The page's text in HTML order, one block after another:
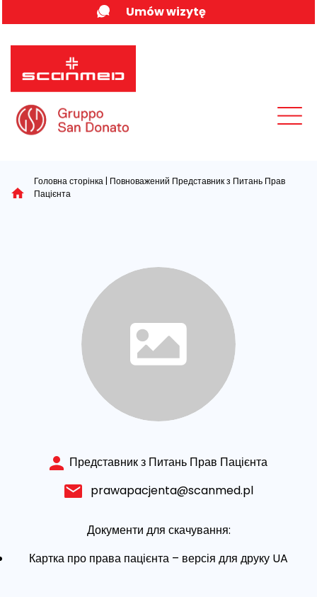
to
content
Umów wizytę
Головна сторінка | Повноважений Представник з Питань Прав
Пацієнта
Представник з Питань Прав Пацієнта
prawapacjenta@scanmed.pl
Документи для скачування:
Картка про права пацієнта – версія для друку UA